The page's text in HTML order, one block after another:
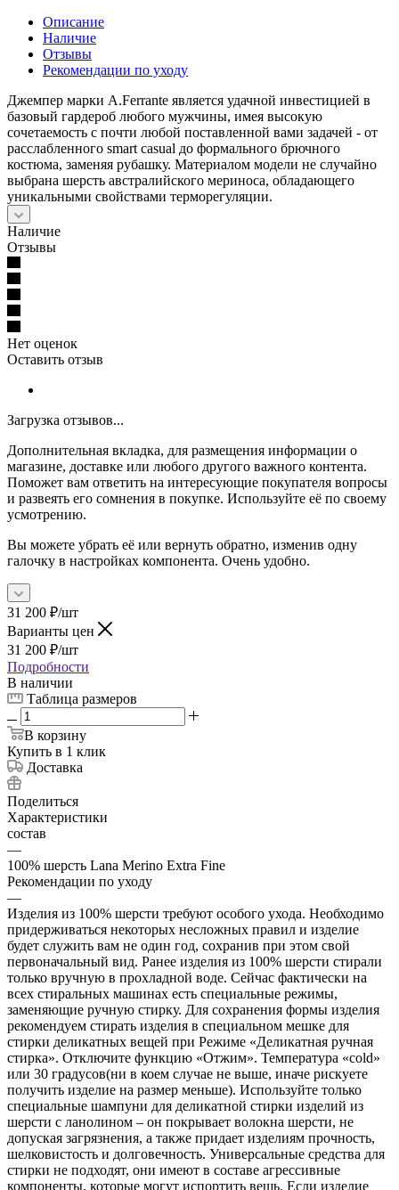
Описание
Наличие
Отзывы
Рекомендации по уходу
Джемпер марки A.Ferrante является удачной инвестицией в
базовый гардероб любого мужчины, имея высокую
сочетаемость с почти любой поставленной вами задачей - от
расслабленного smart casual до формального брючного
костюма, заменяя рубашку. Материалом модели не случайно
выбрана шерсть австралийского мериноса, обладающего
уникальными свойствами терморегуляции.
Наличие
Отзывы
Нет оценок
Оставить отзыв
Загрузка отзывов...
Дополнительная вкладка, для размещения информации о
магазине, доставке или любого другого важного контента.
Поможет вам ответить на интересующие покупателя вопросы
и развеять его сомнения в покупке. Используйте её по своему
усмотрению.
Вы можете убрать её или вернуть обратно, изменив одну
галочку в настройках компонента. Очень удобно.
31 200 ₽/шт
Варианты цен
31 200 ₽/шт
Подробности
В наличии
Таблица размеров
В корзину
Купить в 1 клик
Доставка
Поделиться
Характеристики
состав
—
100% шерсть Lana Merino Extra Fine
Рекомендации по уходу
—
Изделия из 100% шерсти требуют особого ухода. Необходимо
придерживаться некоторых несложных правил и изделие
будет служить вам не один год, сохранив при этом свой
первоначальный вид. Ранее изделия из 100% шерсти стирали
только вручную в прохладной воде. Сейчас фактически на
всех стиральных машинах есть специальные режимы,
заменяющие ручную стирку. Для сохранения формы изделия
рекомендуем стирать изделия в специальном мешке для
стирки деликатных вещей при Режиме «Деликатная ручная
стирка». Отключите функцию «Отжим». Температура «cold»
или 30 градусов(ни в коем случае не выше, иначе рискуете
получить изделие на размер меньше). Используйте только
специальные шампуни для деликатной стирки изделий из
шерсти с ланолином – он покрывает волокна шерсти, не
допуская загрязнения, а также придает изделиям прочность,
шелковистость и долговечность. Универсальные средства для
стирки не подходят, они имеют в составе агрессивные
компоненты, которые могут испортить вещь. Если изделие